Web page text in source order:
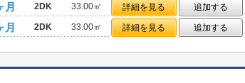
月 2DK 33.00㎡ 詳細を見る
追加する
月 2DK 33.00㎡ 詳細を見る 追加する